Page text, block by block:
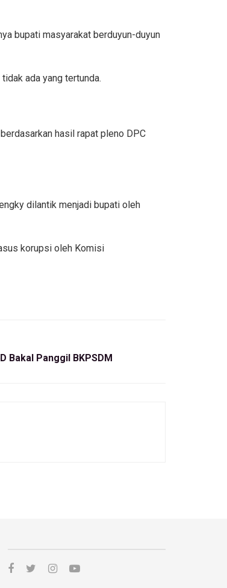
bupati masyarakat berduyun-duyun
ada yang tertunda.
hasil rapat pleno DPC
dilantik menjadi bupati oleh
korupsi oleh Komisi
Bakal Panggil BKPSDM